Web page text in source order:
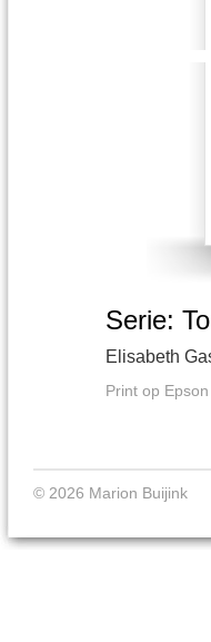
Serie:
Elisabeth
Print op
© 2026 Marion Buijink